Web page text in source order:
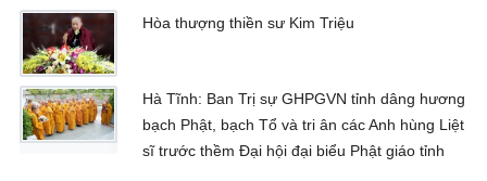
Hòa thượng thiền sư Kim Triệu
Hà Tĩnh: Ban Trị sự GHPGVN tỉnh dâng hương
bạch Phật, bạch Tổ và tri ân các Anh hùng Liệt
sĩ trước thềm Đại hội đại biểu Phật giáo tỉnh